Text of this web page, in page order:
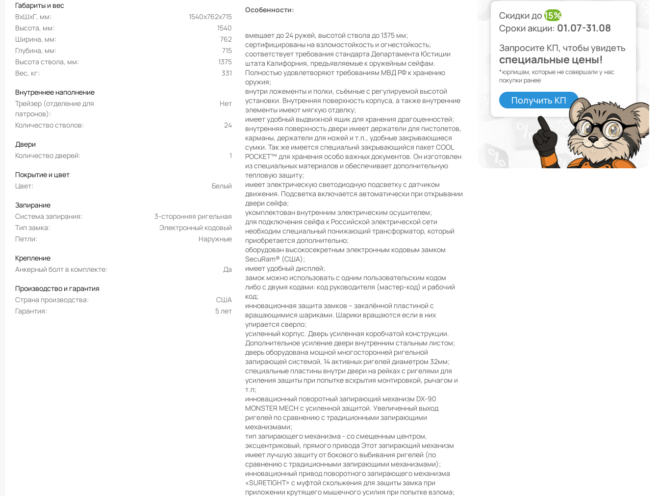
Габариты и вес
ВхШхГ, мм
1540х762х715
Высота, мм
1540
Ширина, мм
762
Глубина, мм
715
Высота ствола, мм
1375
Вес, кг
331
Внутреннее наполнение
Трейзер (отделение для
патронов)
Нет
Количество стволов 24
Двери
Количество дверей
1
Покрытие и цвет
Цвет
Белый
Запирание
Система запирания
3-сторонняя ригельная
Тип замка
Электронный кодовый
Петли
Наружные
Крепление
Анкерный болт в комплекте
Да
Производство и гарантия
Страна производства
США
Гарантия
5 лет
Особенности:
вмещает до 24 ружей, высотой ствола до 1375 мм;
сертифицированы на взломостойкость и огнестойкость;
соответствует требования стандарта Департамента Юстиции
штата Калифорния, предъявляемые к оружейным сейфам.
Полностью удовлетворяют требованиям МВД РФ к хранению
оружия;
внутри ложементы и полки, съёмные с регулируемой высотой
установки. Внутренняя поверхность корпуса, а также внутренние
элементы имеют мягкую отделку;
имеет удобный выдвижной ящик для хранения драгоценностей;
внутренняя поверхность двери имеет держатели для пистолетов,
карманы, держатели для ножей и т.п., удобные закрывающиеся
сумки. Так же имеется специальнй закрывающийся пакет COOL
POCKET™ для хранения особо важных документов. Он изготовлен
из специальных материалов и обеспечивает дополнительную
тепловую защиту;
имеет электрическую светодиодную подсветку с датчиком
движения. Подсветка включается автоматически при открывании
двери сейфа;
укомплектован внутренним электрическим осушителем;
для подключения сейфа к Российской электрической сети
необходим специальный понижающий трансформатор, который
приобретается дополнительно;
оборудован высокосекретным электронным кодовым замком
SecuRam® (США);
имеет удобный дисплей;
замок можно использовать с одним пользовательским кодом
либо с двумя кодами: код руководителя (мастер-код) и рабочий
код;
инновационная защита замков – закалённой пластиной с
вращающимися шариками. Шарики вращаются если в них
упирается сверло;
усиленный корпус. Дверь усиленная коробчатой конструкции.
Дополнительное усиление двери внутренним стальным листом;
дверь оборудована мощной многосторонней ригельной
запирающей системой, 14 активных ригелей диаметром 32мм;
специальные пластины внутри двери на рейках с ригелями для
усиления защиты при попытке вскрытия монтировкой, рычагом и
т.п;
инновационный поворотный запирающий механизм DX-90
MONSTER MECH с усиленной защитой. Увеличенный выход
ригелей по сравнению с традиционными запирающими
механизмами;
тип запирающего механизма - со смещенным центром,
эксцентриковый, прямого привода Этот запирающий механизм
имеет лучшую защиту от бокового выбивания ригелей (по
сравнению с традиционными запирающими механизмами);
инновационный привод поворотного запирающего механизма
«SURETIGHT» с муфтой скольжения для защиты замка при
приложении крутящего мышечного усилия при попытке взлома;
Скидки до 15%
Сроки акции: 01.07-31.08
Запросите КП, чтобы увидеть
специальные цены!
*юрлицам, которые не совершали у нас
покупки ранее
Получить КП